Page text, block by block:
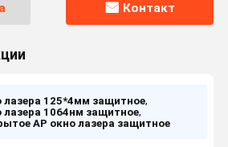
Контакт
лазера 125*4мм защитное,
лазера 1064нм защитное,
АР окно лазера защитное